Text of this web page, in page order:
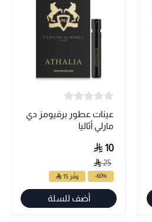
عينات عطور برفيومز دي
مارلي أثاليا
10
25
-60% وفّر 15
أضف للسلة